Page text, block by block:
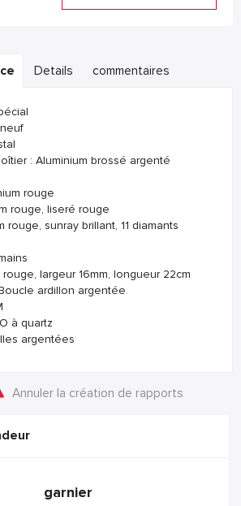
Details commentaires
: Aluminium brossé argenté
rouge
rouge, liseré rouge
rouge, sunray brillant, 11 diamants
largeur 16mm, longueur 22cm
ardillon argentée
à quartz
argentées
Annuler la création de rapports
garnier